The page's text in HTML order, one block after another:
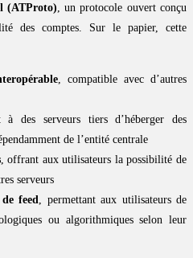
(ATProto) , un protocole ouvert conçu
des comptes. Sur le papier, cette
, compatible avec d’autres
à des serveurs tiers d’héberger des
de l’entité centrale
, offrant aux utilisateurs la possibilité de
serveurs
feed
, permettant aux utilisateurs de
ou algorithmiques selon leur